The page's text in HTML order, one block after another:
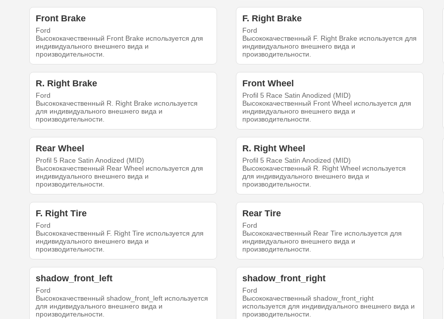
Front Brake
Ford
Высококачественный Front Brake используется для
индивидуального внешнего вида и
производительности.
F. Right Brake
Ford
Высококачественный F. Right Brake используется для
индивидуального внешнего вида и
производительности.
R. Right Brake
Ford
Высококачественный R. Right Brake используется
для индивидуального внешнего вида и
производительности.
Front Wheel
Profil 5 Race Satin Anodized (MID)
Высококачественный Front Wheel используется для
индивидуального внешнего вида и
производительности.
Rear Wheel
Profil 5 Race Satin Anodized (MID)
Высококачественный Rear Wheel используется для
индивидуального внешнего вида и
производительности.
R. Right Wheel
Profil 5 Race Satin Anodized (MID)
Высококачественный R. Right Wheel используется
для индивидуального внешнего вида и
производительности.
F. Right Tire
Ford
Высококачественный F. Right Tire используется для
индивидуального внешнего вида и
производительности.
Rear Tire
Ford
Высококачественный Rear Tire используется для
индивидуального внешнего вида и
производительности.
shadow_front_left
Ford
Высококачественный shadow_front_left используется
для индивидуального внешнего вида и
производительности.
shadow_front_right
Ford
Высококачественный shadow_front_right
используется для индивидуального внешнего вида и
производительности.